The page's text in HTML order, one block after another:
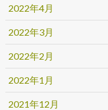
2022年4月
2022年3月
2022年2月
2022年1月
2021年12月